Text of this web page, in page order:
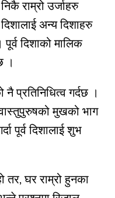
राम्रो उर्जाहरु
अन्य दिशाहरु
पूर्व दिशाको मालिक
।
प्रतिनिधित्व गर्दछ ।
मुखको भाग
पूर्व दिशालाई शुभ
तर, घर राम्रो हुनका